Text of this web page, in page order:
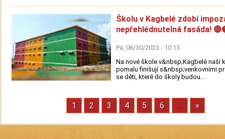
Školu v Kagbelé zdobí
nepřehlédnutelná fasáda!
Pá, 06/30/2023 - 10:13
Na nové škole v&nbsp;Kagbelé naši
pomalu finišují s&nbsp;venkovními
se děti, které do školy budou...
Stránka
1 Stránka
2 Stránka
3 Stránka
4 Stránka
5 Stránka
6 …
Next
page
»